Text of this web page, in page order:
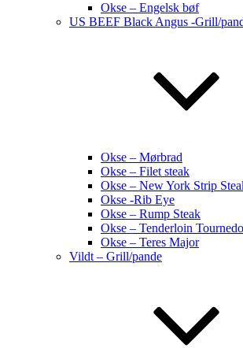
Okse – Engelsk bøf
US BEEF Black Angus -Grill/
Okse – Mørbrad
Okse – Filet steak
Okse – New York Strip
Okse -Rib Eye
Okse – Rump Steak
Okse – Tenderloin
Okse – Teres Major
Vildt – Grill/pande